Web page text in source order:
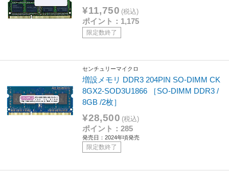
¥11,750 (税込)
ポイント：1,175
限定数終了
センチュリーマイクロ
増設メモリ DDR3 204PIN SO-DIMM CK
8GX2-SOD3U1866 ［SO-DIMM DDR3 /
8GB /2枚］
¥28,500 (税込)
ポイント：285
発売日：2024年頃発売
限定数終了